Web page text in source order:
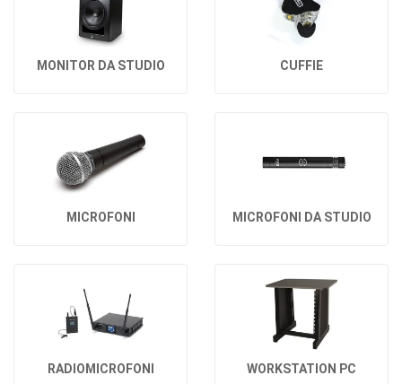
MONITOR DA STUDIO CUFFIE
MICROFONI MICROFONI DA STUDIO
RADIOMICROFONI WORKSTATION PC